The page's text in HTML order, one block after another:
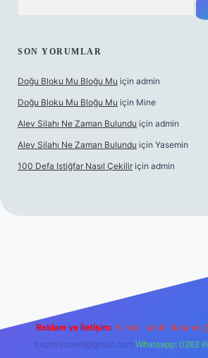
SON YORUMLAR
Doğu Bloku Mu Bloğu Mu için admin
Doğu Bloku Mu Bloğu Mu için Mine
Alev Silahı Ne Zaman Bulundu için admin
Alev Silahı Ne Zaman Bulundu için Yasemin
100 Defa Istiğfar Nasıl Çekilir için admin
Reklam ve İletişim: E-mail:
forumhizmeti@gmail.com Whatsapp: 0262